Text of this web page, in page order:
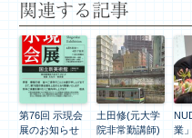
関連する記事
第76回 示現会
展のお知らせ
土田修(元大学
院非常勤講師)
業